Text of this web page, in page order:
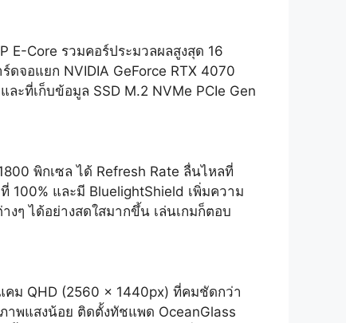
E-Core รวมคอร์ประมวลผลสูงสุด 16
จอแยก NVIDIA GeForce RTX 4070
ะที่เก็บข้อมูล SSD M.2 NVMe PCIe Gen
พิกเซล ได้ Refresh Rate ลื่นไหลที่
100% และมี BluelightShield เพิ่มความ
งๆ ได้อย่างสดใสมากขึ้น เล่นเกมก็ตอบ
คม QHD (2560 x 1440px) ที่คมชัดกว่า
าพแสงน้อย ติดตั้งทัชแพด OceanGlass